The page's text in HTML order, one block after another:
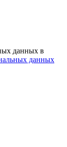
данных в
данных